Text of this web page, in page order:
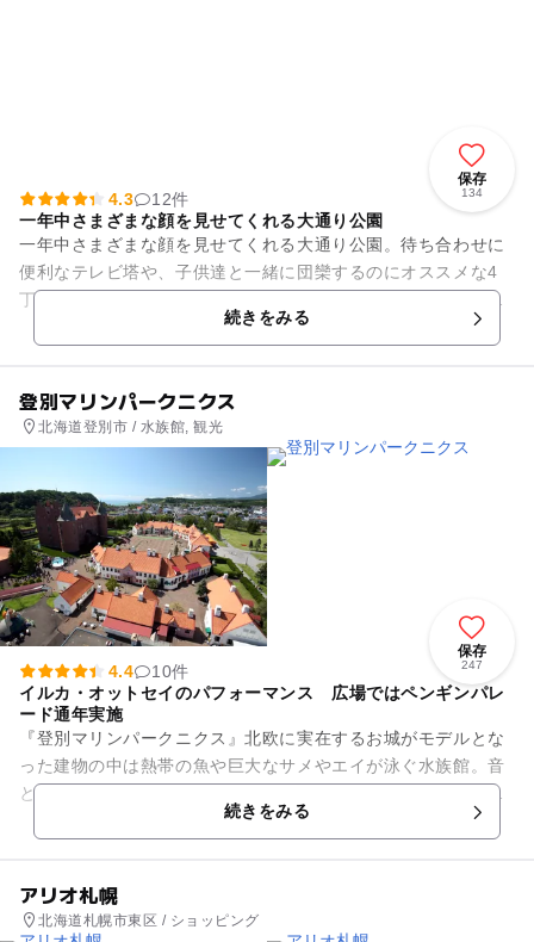
保存
134
4.3
12件
一年中さまざまな顔を見せてくれる大通り公園
一年中さまざまな顔を見せてくれる大通り公園。待ち合わせに
便利なテレビ塔や、子供達と一緒に団欒するのにオススメな4
丁目の噴水広場など。大人から子供まで一年中楽しめますね。
中でも夏はよさこい、冬...続きをみる
登別マリンパークニクス
北海道登別市 / 水族館, 観光
保存
247
4.4
10件
イルカ・オットセイのパフォーマンス 広場ではペンギンパレ
ード通年実施
『登別マリンパークニクス』北欧に実在するお城がモデルとな
った建物の中は熱帯の魚や巨大なサメやエイが泳ぐ水族館。音
と光で演出されたクラゲの展示など見どころいっぱいです。
オススメなのが、『銀河...続きをみる
アリオ札幌
北海道札幌市東区 / ショッピング